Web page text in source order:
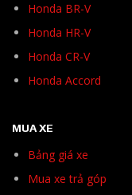
Honda BR-V
Honda HR-V
Honda CR-V
Honda Accord
MUA XE
Bảng giá xe
Mua xe trả góp